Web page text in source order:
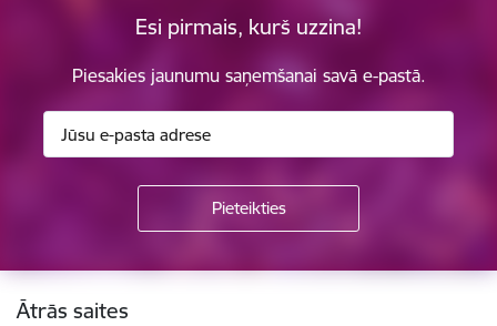
Esi pirmais, kurš uzzina!
Piesakies jaunumu saņemšanai savā e-pastā.
Kājene
Ātrās saites